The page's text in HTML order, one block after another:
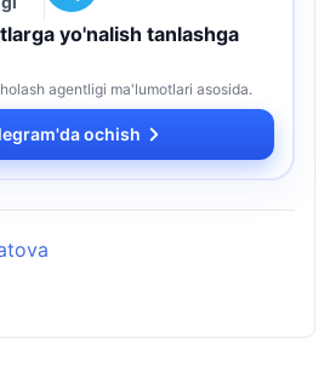
yo'nalish tanlashga
agentligi ma'lumotlari asosida.
ochish